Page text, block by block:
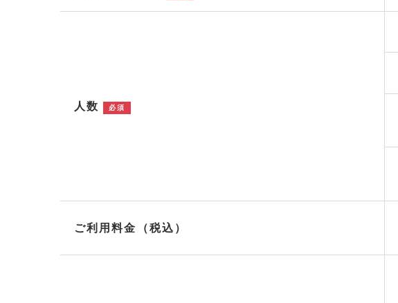
人数 必須
ご利用料金（税込）